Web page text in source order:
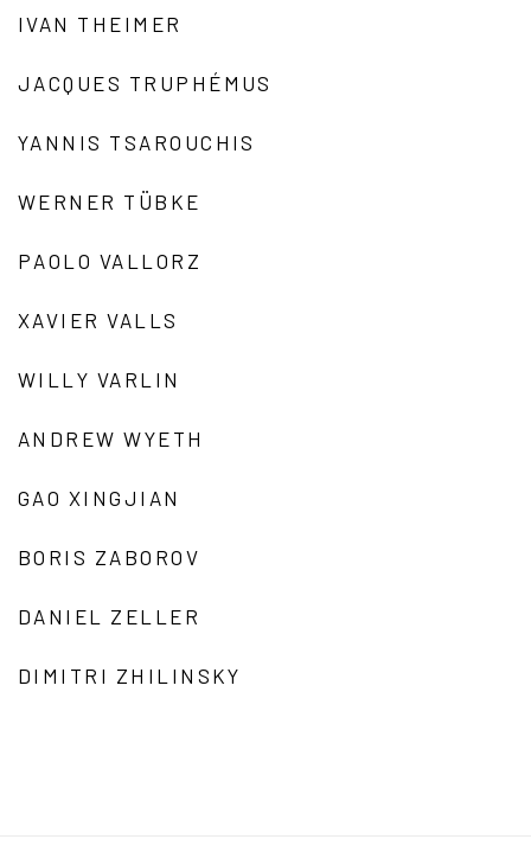
IVAN THEIMER
JACQUES TRUPHÉMUS
YANNIS TSAROUCHIS
WERNER TÜBKE
PAOLO VALLORZ
XAVIER VALLS
WILLY VARLIN
ANDREW WYETH
GAO XINGJIAN
BORIS ZABOROV
DANIEL ZELLER
DIMITRI ZHILINSKY